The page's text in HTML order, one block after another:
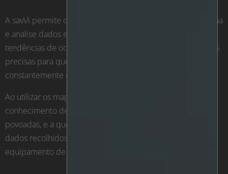
A savVi permite que a Cherokee Nation Entertainment reúna
e analise dados essenciais de inteligência comercial sobre
tendências de ocupação e visitantes, fornecendo contagens
precisas para que a equipa de segurança esteja
constantemente ciente de quantas pessoas estão no local.
Ao utilizar os mapas de calor do savVi, a CNE tem
conhecimento de quais as áreas do casino que são mais
povoadas, e a que horas. A CNE pode então aproveitar os
dados recolhidos para negociar acordos de aluguer de
equipamento de casino externo, entre outras coisas.